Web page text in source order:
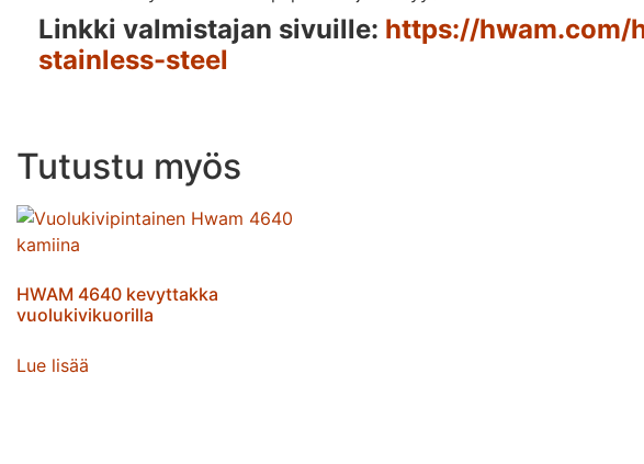
Linkki valmistajan sivuille: https://
stainless-steel
Tutustu myös
HWAM 4640 kevyttakka
vuolukivikuorilla
Lue lisää